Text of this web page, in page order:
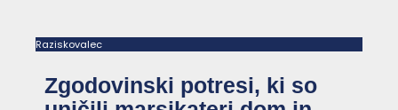
Raziskovalec
Zgodovinski potresi, ki so